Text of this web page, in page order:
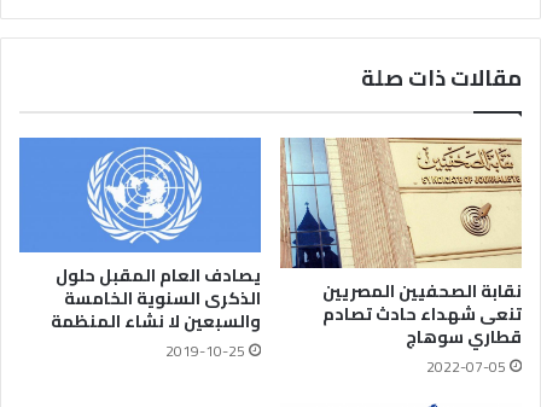
مقالات ذات صلة
نقابة الصحفيين المصريين
تنعى شهداء حادث تصادم
قطاري سوهاج
2022-07-05
يصادف العام المقبل حلول
الذكرى السنوية الخامسة
والسبعين لا نشاء المنظمة
2019-10-25